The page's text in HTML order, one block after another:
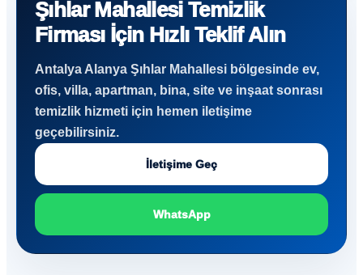
Şıhlar Mahallesi Temizlik
Firması İçin Hızlı Teklif Alın
Antalya Alanya Şıhlar Mahallesi bölgesinde ev,
ofis, villa, apartman, bina, site ve inşaat sonrası
temizlik hizmeti için hemen iletişime
geçebilirsiniz.
İletişime Geç
WhatsApp